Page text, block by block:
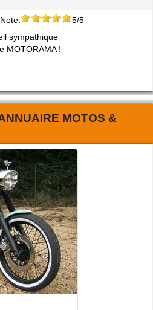
Note:
5/5
sympathique
MOTORAMA !
MOTOS &